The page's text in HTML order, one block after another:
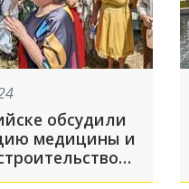
обсудили
медицины и